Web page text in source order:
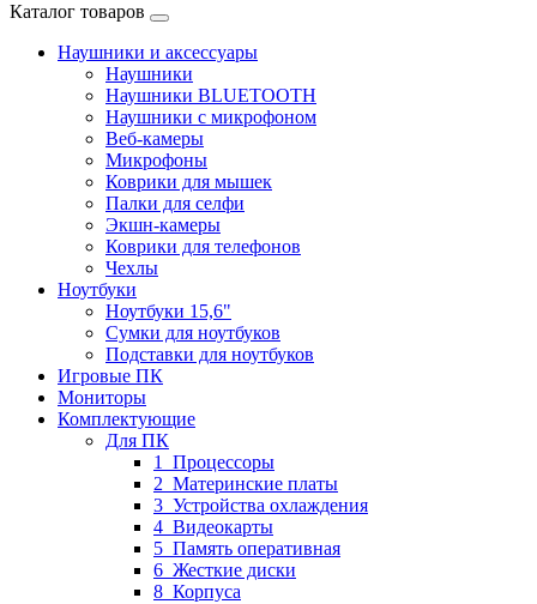
Каталог товаров
Наушники и аксессуары
Наушники
Наушники BLUETOOTH
Наушники с микрофоном
Веб-камеры
Микрофоны
Коврики для мышек
Палки для селфи
Экшн-камеры
Коврики для телефонов
Чехлы
Ноутбуки
Ноутбуки 15,6"
Сумки для ноутбуков
Подставки для ноутбуков
Игровые ПК
Мониторы
Комплектующие
Для ПК
1_Процессоры
2_Материнские платы
3_Устройства охлаждения
4_Видеокарты
5_Память оперативная
6_Жесткие диски
8_Корпуса